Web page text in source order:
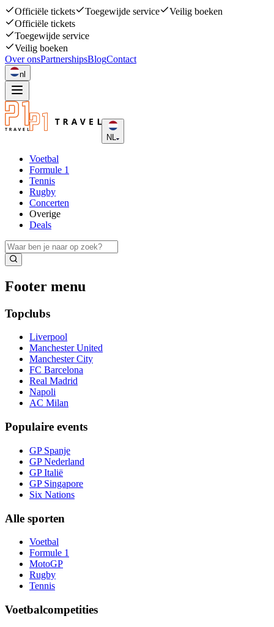
Officiële tickets Toegewijde service
Veilig boeken
Officiële tickets
Toegewijde service
Veilig boeken
Over onsPartnershipsBlogContact
nl
NL
Voetbal
Formule 1
Tennis
Rugby
Concerten
Overige
Deals
Footer menu
Topclubs
Liverpool
Manchester United
Manchester City
FC Barcelona
Real Madrid
Napoli
AC Milan
Populaire events
GP Spanje
GP Nederland
GP Italië
GP Singapore
Six Nations
Alle sporten
Voetbal
Formule 1
MotoGP
Rugby
Tennis
Voetbalcompetities